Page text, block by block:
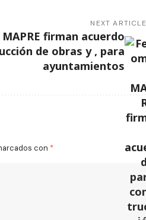
NEXT ARTICLE
firman acuerdo
de obras y , para
ayuntamientos
con *